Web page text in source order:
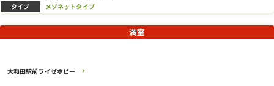
タイプ メゾネットタイプ
大和田駅前ライゼホビー
満室